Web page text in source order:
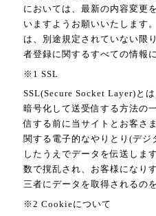
においては、最新の内容変更
いますようお願いいたします
は、別途規定されていない限
者登録に関するすべての情報
※1 SSL
SSL(Secure Socket Layer)と
暗号化して送受信する方法の
信する前に当サイトとお客さ
関する電子的なやりとり(デジ
したうえでデータを伝送しま
数で撹乱され、お客様になり
三者にデータを取得されるの
※2 Cookieについて